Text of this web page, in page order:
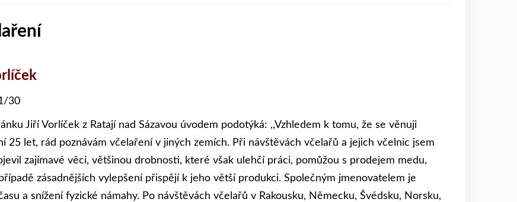
30
Jiří Vorlíček z Ratají nad Sázavou úvodem podotýká: ,,Vzhledem k tomu, že se věnuji
25 let, rád poznávám včelaření v jiných zemích. Při návštěvách včelařů a jejich včelnic jsem
zajímavé věci, většinou drobnosti, které však ulehčí práci, pomůžou s prodejem medu,
zásadnějších vylepšení přispějí k jeho větší produkci. Společným jmenovatelem je
a snížení fyzické námahy. Po návštěvách včelařů v Rakousku, Německu, Švédsku, Norsku,